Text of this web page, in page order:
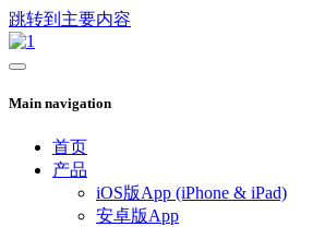
跳转到主要内容
Main navigation
首页
产品
iOS版App (iPhone & iPad)
安卓版App